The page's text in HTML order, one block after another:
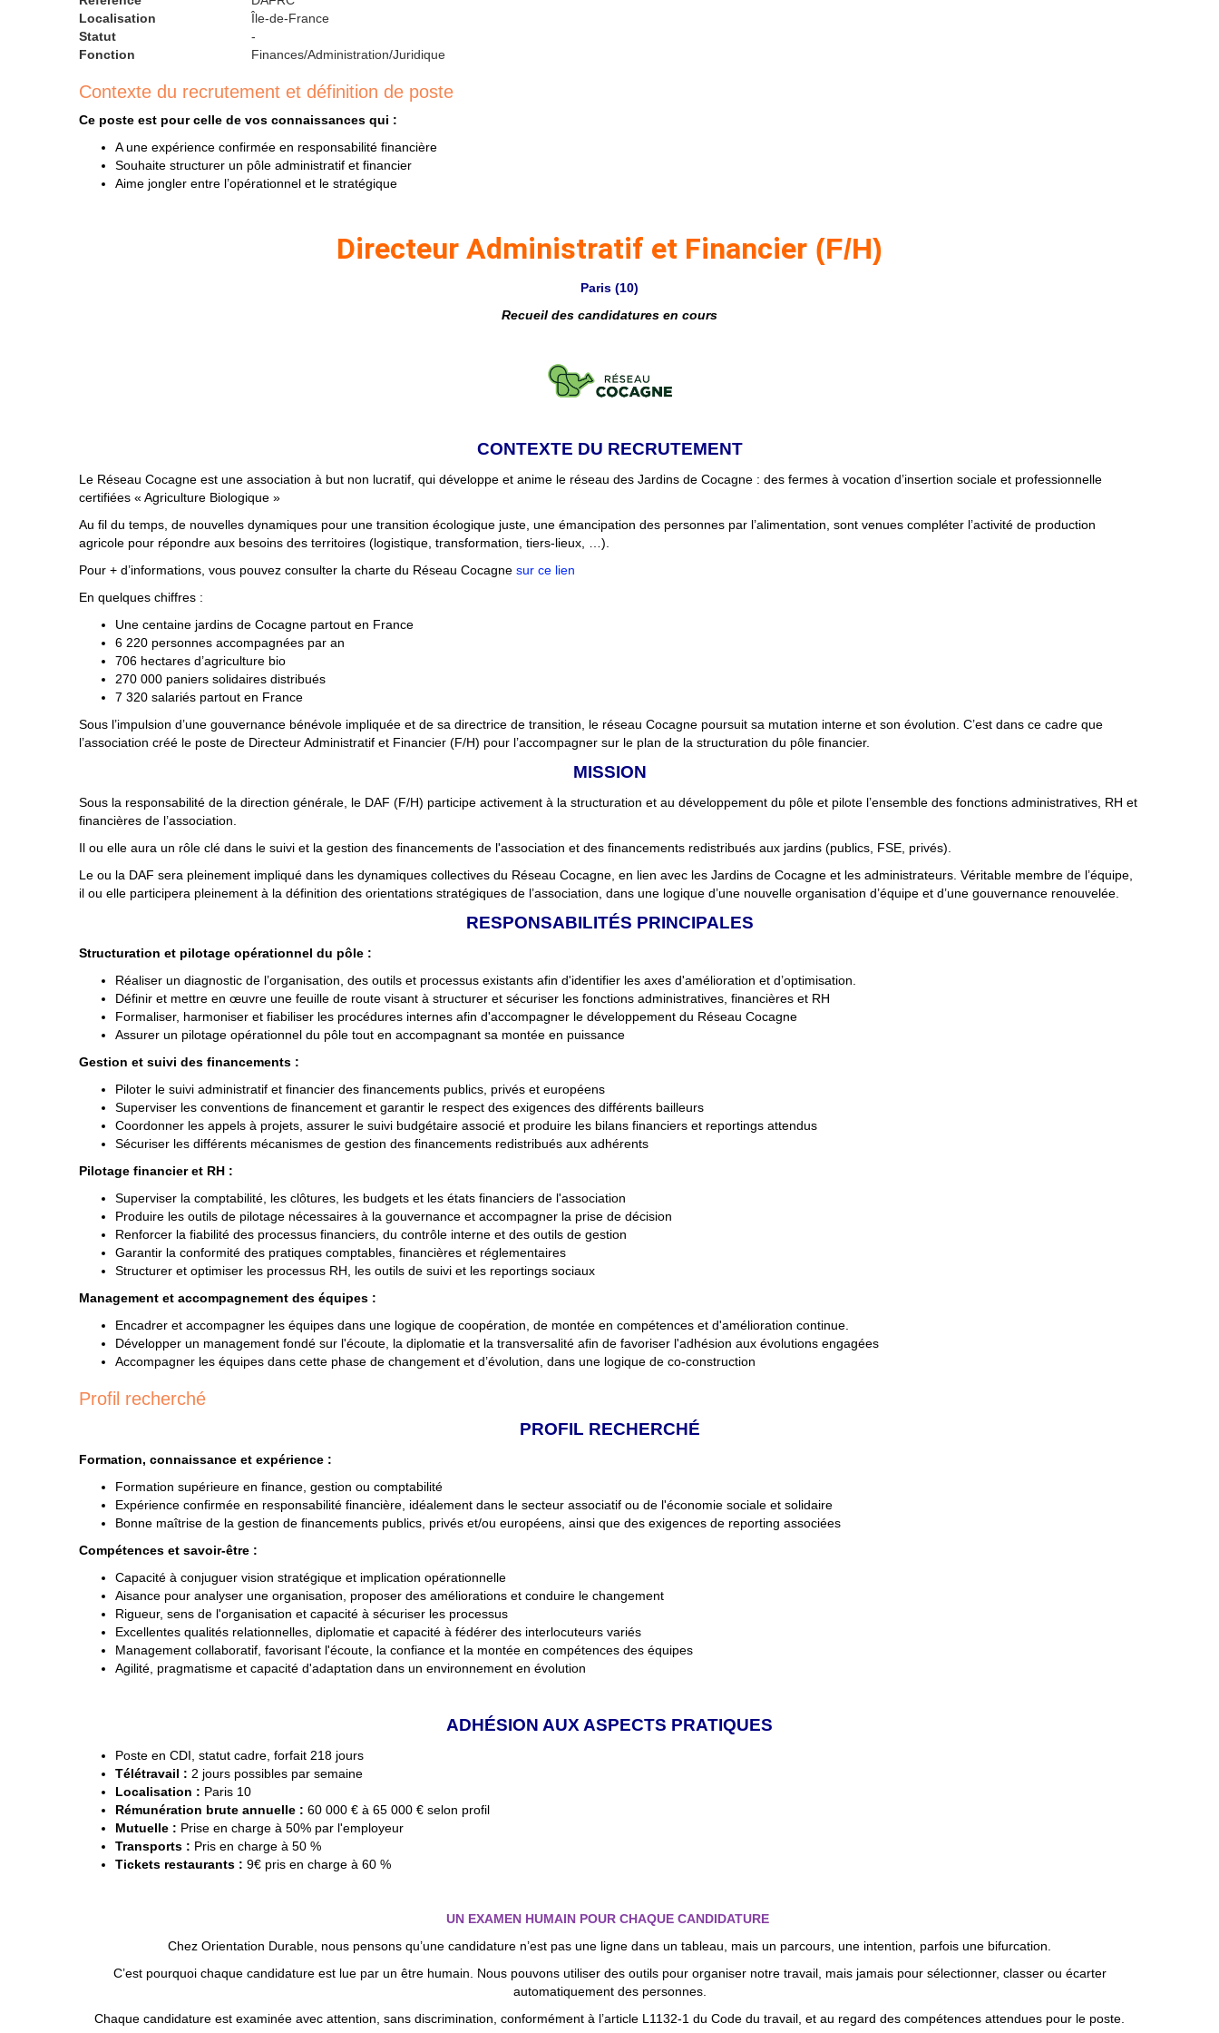
Localisation
Île-de-France
Statut
-
Fonction
Finances/Administration/Juridique
Contexte du recrutement et définition de poste
Ce poste est pour celle de vos connaissances qui :
A une expérience confirmée en responsabilité financière
Souhaite structurer un pôle administratif et financier
Aime jongler entre l’opérationnel et le stratégique
Directeur Administratif et Financier (F/H)
Paris (10)
Recueil des candidatures en cours
CONTEXTE DU RECRUTEMENT
Le Réseau Cocagne est une association à but non lucratif, qui développe et anime le réseau des Jardins de Cocagne : des fermes à vocation d’insertion sociale et professionnelle
certifiées « Agriculture Biologique »
Au fil du temps, de nouvelles dynamiques pour une transition écologique juste, une émancipation des personnes par l’alimentation, sont venues compléter l’activité de production
agricole pour répondre aux besoins des territoires (logistique, transformation, tiers-lieux, …).
Pour + d’informations, vous pouvez consulter la charte du Réseau Cocagne sur ce lien
En quelques chiffres :
Une centaine jardins de Cocagne partout en France
6 220 personnes accompagnées par an
706 hectares d’agriculture bio
270 000 paniers solidaires distribués
7 320 salariés partout en France
Sous l’impulsion d’une gouvernance bénévole impliquée et de sa directrice de transition, le réseau Cocagne poursuit sa mutation interne et son évolution. C’est dans ce cadre que
l’association créé le poste de Directeur Administratif et Financier (F/H) pour l’accompagner sur le plan de la structuration du pôle financier.
MISSION
Sous la responsabilité de la direction générale, le DAF (F/H) participe activement à la structuration et au développement du pôle et pilote l’ensemble des fonctions administratives, RH et
financières de l’association.
Il ou elle aura un rôle clé dans le suivi et la gestion des financements de l'association et des financements redistribués aux jardins (publics, FSE, privés).
Le ou la DAF sera pleinement impliqué dans les dynamiques collectives du Réseau Cocagne, en lien avec les Jardins de Cocagne et les administrateurs. Véritable membre de l’équipe,
il ou elle participera pleinement à la définition des orientations stratégiques de l’association, dans une logique d’une nouvelle organisation d’équipe et d’une gouvernance renouvelée.
RESPONSABILITÉS PRINCIPALES
Structuration et pilotage opérationnel du pôle :
Réaliser un diagnostic de l’organisation, des outils et processus existants afin d'identifier les axes d'amélioration et d’optimisation.
Définir et mettre en œuvre une feuille de route visant à structurer et sécuriser les fonctions administratives, financières et RH
Formaliser, harmoniser et fiabiliser les procédures internes afin d'accompagner le développement du Réseau Cocagne
Assurer un pilotage opérationnel du pôle tout en accompagnant sa montée en puissance
Gestion et suivi des financements :
Piloter le suivi administratif et financier des financements publics, privés et européens
Superviser les conventions de financement et garantir le respect des exigences des différents bailleurs
Coordonner les appels à projets, assurer le suivi budgétaire associé et produire les bilans financiers et reportings attendus
Sécuriser les différents mécanismes de gestion des financements redistribués aux adhérents
Pilotage financier et RH :
Superviser la comptabilité, les clôtures, les budgets et les états financiers de l'association
Produire les outils de pilotage nécessaires à la gouvernance et accompagner la prise de décision
Renforcer la fiabilité des processus financiers, du contrôle interne et des outils de gestion
Garantir la conformité des pratiques comptables, financières et réglementaires
Structurer et optimiser les processus RH, les outils de suivi et les reportings sociaux
Management et accompagnement des équipes :
Encadrer et accompagner les équipes dans une logique de coopération, de montée en compétences et d'amélioration continue.
Développer un management fondé sur l'écoute, la diplomatie et la transversalité afin de favoriser l'adhésion aux évolutions engagées
Accompagner les équipes dans cette phase de changement et d’évolution, dans une logique de co-construction
Profil recherché
PROFIL RECHERCHÉ
Formation, connaissance et expérience :
Formation supérieure en finance, gestion ou comptabilité
Expérience confirmée en responsabilité financière, idéalement dans le secteur associatif ou de l'économie sociale et solidaire
Bonne maîtrise de la gestion de financements publics, privés et/ou européens, ainsi que des exigences de reporting associées
Compétences et savoir-être :
Capacité à conjuguer vision stratégique et implication opérationnelle
Aisance pour analyser une organisation, proposer des améliorations et conduire le changement
Rigueur, sens de l'organisation et capacité à sécuriser les processus
Excellentes qualités relationnelles, diplomatie et capacité à fédérer des interlocuteurs variés
Management collaboratif, favorisant l'écoute, la confiance et la montée en compétences des équipes
Agilité, pragmatisme et capacité d'adaptation dans un environnement en évolution
ADHÉSION AUX ASPECTS PRATIQUES
Poste en CDI, statut cadre, forfait 218 jours
Télétravail : 2 jours possibles par semaine
Localisation : Paris 10
Rémunération brute annuelle : 60 000 € à 65 000 € selon profil
Mutuelle : Prise en charge à 50% par l'employeur
Transports : Pris en charge à 50 %
Tickets restaurants : 9€ pris en charge à 60 %
UN EXAMEN HUMAIN POUR CHAQUE CANDIDATURE
Chez Orientation Durable, nous pensons qu’une candidature n’est pas une ligne dans un tableau, mais un parcours, une intention, parfois une bifurcation.
C’est pourquoi chaque candidature est lue par un être humain. Nous pouvons utiliser des outils pour organiser notre travail, mais jamais pour sélectionner, classer ou écarter
automatiquement des personnes.
Chaque candidature est examinée avec attention, sans discrimination, conformément à l’article L1132-1 du Code du travail, et au regard des compétences attendues pour le poste.